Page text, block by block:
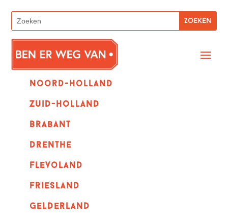
Noord-holland
zuid-holland
Brabant
Drenthe
Flevoland
Friesland
Gelderland